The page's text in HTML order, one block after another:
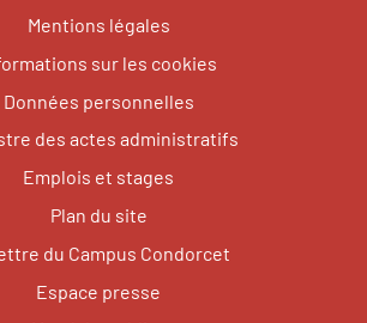
Mentions légales
sur les cookies
Données personnelles
des actes administratifs
Emplois et stages
Plan du site
du Campus Condorcet
Espace presse